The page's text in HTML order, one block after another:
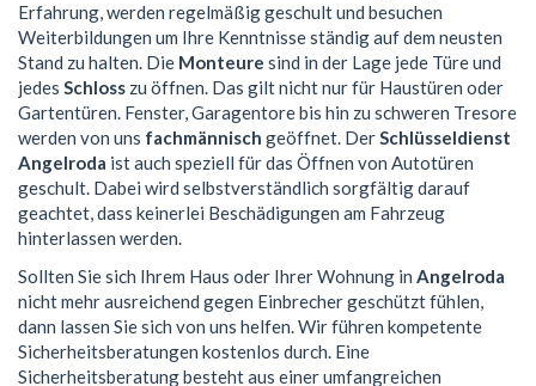
Erfahrung, werden regelmäßig geschult und besuchen
Weiterbildungen um Ihre Kenntnisse ständig auf dem neusten
Stand zu halten. Die Monteure sind in der Lage jede Türe und
jedes Schloss zu öffnen. Das gilt nicht nur für Haustüren oder
Gartentüren. Fenster, Garagentore bis hin zu schweren Tresore
werden von uns fachmännisch geöffnet. DerSchlüsseldienst
Angelroda ist auch speziell für das Öffnen von Autotüren
geschult. Dabei wird selbstverständlich sorgfältig darauf
geachtet, dass keinerlei Beschädigungen am Fahrzeug
hinterlassen werden.
Sollten Sie sich Ihrem Haus oder Ihrer Wohnung in Angelroda
nicht mehr ausreichend gegen Einbrecher geschützt fühlen,
dann lassen Sie sich von uns helfen. Wir führen kompetente
Sicherheitsberatungen kostenlos durch. Eine
Sicherheitsberatung besteht aus einer umfangreichen